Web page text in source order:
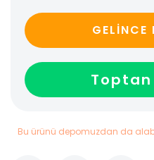
GELİNCE
Bu ürünü depomuzdan da